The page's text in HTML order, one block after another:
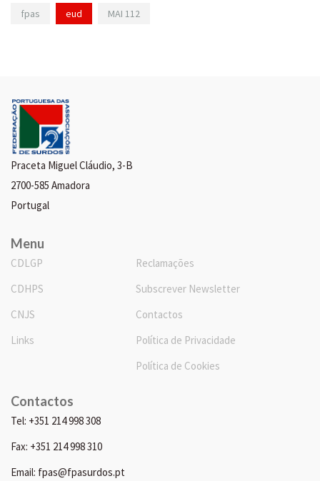
fpas eud MAI 112
Praceta Miguel Cláudio, 3-B
2700-585 Amadora
Portugal
Menu
CDLGP
CDHPS
CNJS
Links
Reclamações
Subscrever Newsletter
Contactos
Política de Privacidade
Política de Cookies
Contactos
Tel: +351 214 998 308
Fax: +351 214 998 310
Email: fpas@fpasurdos.pt